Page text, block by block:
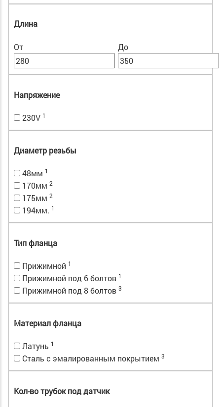
Длина
От До
Напряжение
230V 1
Диаметр резьбы
48мм 1
170мм 2
175мм 2
194мм. 1
Тип фланца
Прижимной 1
Прижимной под 6 болтов 1
Прижимной под 8 болтов 3
Материал фланца
Латунь 1
Сталь с эмалированным покрытием 3
Кол-во трубок под датчик